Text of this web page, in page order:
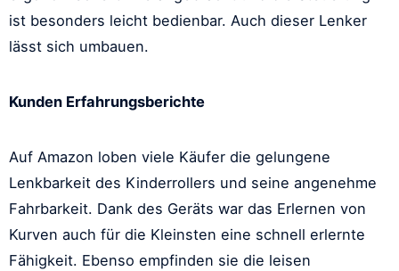
ist besonders leicht bedienbar. Auch dieser Lenker
lässt sich umbauen.
Kunden Erfahrungsberichte
Auf Amazon loben viele Käufer die gelungene
Lenkbarkeit des Kinderrollers und seine angenehme
Fahrbarkeit. Dank des Geräts war das Erlernen von
Kurven auch für die Kleinsten eine schnell erlernte
Fähigkeit. Ebenso empfinden sie die leisen